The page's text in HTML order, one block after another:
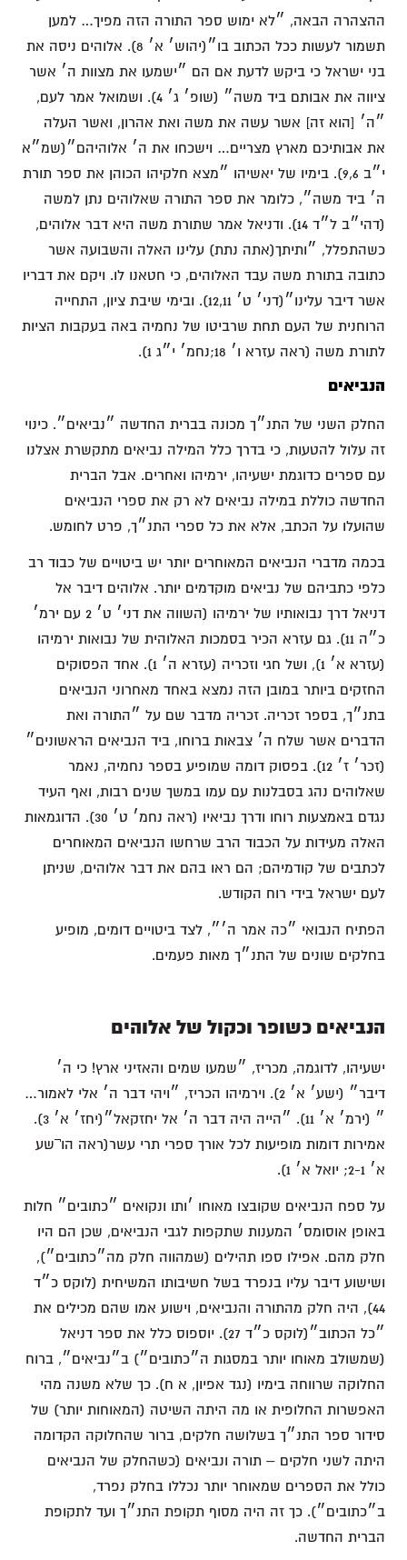
ההצהרה הבאה, ״לא ימוש ספר התורה הזה מפיך… למען
תשמור לעשות ככל הכתוב בו״(יהוש׳ א׳ 8). אלוהים ניסה את
בני ישראל כי ביקש לדעת אם הם ״ישמעו את מצוות ה׳ אשר
ציווה את אבותם ביד משה״ (שופ׳ ג׳ 4). ושמואל אמר לעם,
״ה׳ [הוא זה] אשר עשה את משה ואת אהרון, ואשר העלה
את אבותיכם מארץ מצריים… וישכחו את ה׳ אלוהיהם״(שמ״א
י״ב 9,6). בימיו של יאשיהו ״מצא חלקיהו הכוהן את ספר תורת
ה׳ ביד משה״, כלומר את ספר התורה שאלוהים נתן למשה
(דהי״ב ל״ד 14). ודניאל אמר שתורת משה היא דבר אלוהים,
כשהתפלל, ״ותיתך(אתה נתת) עלינו האלה והשבועה אשר
כתובה בתורת משה עבד האלוהים, כי חטאנו לו. ויקם את דבריו
אשר דיבר עלינו״(דני׳ ט׳ 12,11). ובימי שיבת ציון, התחייה
הרוחנית של העם תחת שרביטו של נחמיה באה בעקבות הציות
לתורת משה (ראה עזרא ו׳ 18;נחמ׳ י״ג 1).
הנביאים
החלק השני של התנ״ך מכונה בברית החדשה ״נביאים״. כינוי
זה עלול להטעות, כי בדרך כלל המילה נביאים מתקשרת אצלנו
עם ספרים כדוגמת ישעיהו, ירמיהו ואחרים. אבל הברית
החדשה כוללת במילה נביאים לא רק את ספרי הנביאים
שהועלו על הכתב, אלא את כל ספרי התנ״ך, פרט לחומש.
בכמה מדברי הנביאים המאוחרים יותר יש ביטויים של כבוד רב
כלפי כתביהם של נביאים מוקדמים יותר. אלוהים דיבר אל
דניאל דרך נבואותיו של ירמיהו (השווה את דני׳ ט׳ 2 עם ירמ׳
כ״ה 11). גם עזרא הכיר בסמכות האלוהית של נבואות ירמיהו
(עזרא א׳ 1), ושל חגי וזכריה (עזרא ה׳ 1). אחד הפסוקים
החזקים ביותר במובן הזה נמצא באחד מאחרוני הנביאים
בתנ״ך, בספר זכריה. זכריה מדבר שם על ״התורה ואת
הדברים אשר שלח ה׳ צבאות ברוחו, ביד הנביאים הראשונים״
(זכר׳ ז׳ 12). בפסוק דומה שמופיע בספר נחמיה, נאמר
שאלוהים נהג בסבלנות עם עמו במשך שנים רבות, ואף העיד
נגדם באמצעות רוחו ודרך נביאיו (ראה נחמ׳ ט׳ 30). הדוגמאות
האלה מעידות על הכבוד הרב שרחשו הנביאים המאוחרים
לכתבים של קודמיהם; הם ראו בהם את דבר אלוהים, שניתן
לעם ישראל בידי רוח הקודש.
הפתיח הנבואי ״כה אמר ה׳״, לצד ביטויים דומים, מופיע
בחלקים שונים של התנ״ך מאות פעמים.
הנביאים כשופר וכקול של אלוהים
ישעיהו, לדוגמה, מכריז, ״שמעו שמים והאזיני ארץ! כי ה׳
דיבר״ (ישע׳ א׳ 2). וירמיהו הכריז, ״ויהי דבר ה׳ אלי לאמור…
״ (ירמ׳ א׳ 11). ״הייה היה דבר ה׳ אל יחזקאל״(יחז׳ א׳ 3).
אמירות דומות מופיעות לכל אורך ספרי תרי עשר(ראה הו¬שע
א׳ 2-1; יואל א׳ 1).
על ספח הנביאים שקובצו מאוחו ׳ותו ונקואים ״כתובים״ חלות
באופן אוסומס׳ המענות שתקפות לגבי הנביאים, שכן הם היו
חלק מהם. אפילו ספו תהילים (שמהווה חלק מה״כתובים״),
ושישוע דיבר עליו בנפרד בשל חשיבותו המשיחית (לוקס כ״ד
44), היה חלק מהתורה והנביאים, וישוע אמו שהם מכילים את
״כל הכתוב״(לוקס כ״ד 27). יוספוס כלל את ספר דניאל
(שמשולב מאוחו יותר במסגות ה״כתובים״) ב״נביאים״, ברוח
החלוקה שרווחה בימיו (נגד אפיון, א ח). כך שלא משנה מהי
האפשרות החלופית או מה היתה השיטה (המאוחות יותר) של
סידור ספר התנ״ך בשלושה חלקים, ברור שהחלוקה הקדומה
היתה לשני חלקים – תורה ונביאים (כשהחלק של הנביאים
כולל את הספרים שמאוחר יותר נכללו בחלק נפרד,
ב״כתובים״). כך זה היה מסוף תקופת התנ״ך ועד לתקופת
הברית החדשה.